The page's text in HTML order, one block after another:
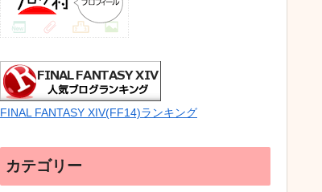
FINAL FANTASY XIV(FF14)ランキング
カテゴリー